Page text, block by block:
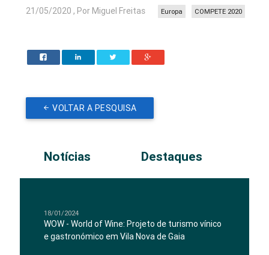
21/05/2020 , Por Miguel Freitas COMPETE 2020
Europa
VOLTAR A PESQUISA
Notícias Destaques
18/01/2024
WOW - World of Wine: Projeto de turismo vínico
e gastronómico em Vila Nova de Gaia